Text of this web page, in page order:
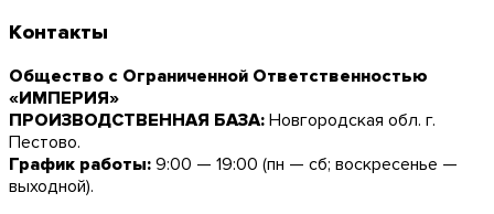
Контакты
Общество с Ограниченной Ответственностью
«ИМПЕРИЯ»
ПРОИЗВОДСТВЕННАЯ БАЗА: Новгородская обл. г.
Пестово.
График работы: 9:00 — 19:00 (пн — сб; воскресенье —
выходной).